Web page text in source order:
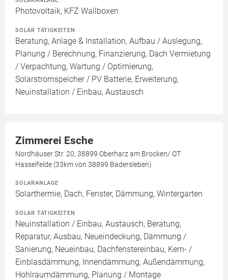
Photovoltaik, KFZ Wallboxen
SOLAR TÄTIGKEITEN
Beratung, Anlage & Installation, Aufbau / Auslegung,
Planung / Berechnung, Finanzierung, Dach Vermietung
/ Verpachtung, Wartung / Optimierung,
Solarstromspeicher / PV Batterie, Erweiterung,
Neuinstallation / Einbau, Austausch
Zimmerei Esche
Nordhäuser Str. 20, 38899 Oberharz am Brocken/ OT
Hasselfelde (33km von 38899 Badersleben)
SOLARANLAGE
Solarthermie, Dach, Fenster, Dämmung, Wintergarten
SOLAR TÄTIGKEITEN
Neuinstallation / Einbau, Austausch, Beratung,
Reparatur, Ausbau, Neueindeckung, Dämmung /
Sanierung, Neueinbau, Dachfenstereinbau, Kern- /
Einblasdämmung, Innendämmung, Außendämmung,
Hohlraumdämmung, Planung / Montage